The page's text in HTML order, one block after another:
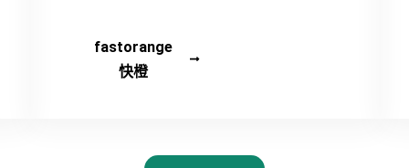
fastorange
快橙